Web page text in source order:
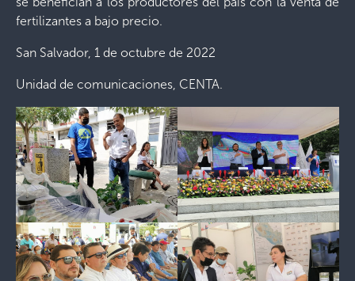
fertilizantes a bajo precio.
San Salvador, 1 de octubre de 2022
Unidad de comunicaciones, CENTA.